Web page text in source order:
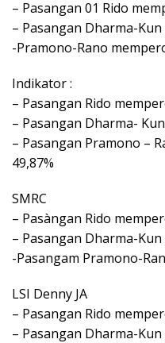
– Pasangan 01 Rido
– Pasangan Dharma-
-Pramono-Rano
Indikator :
– Pasangan Rido
– Pasangan Dharma-
– Pasangan Pramono –
49,87%
SMRC
– Pasàngan Rido
– Pasangan Dharma-
-Pasangam Pramono-
LSI Denny JA
– Pasangan Rido
– Pasangan Dharma-